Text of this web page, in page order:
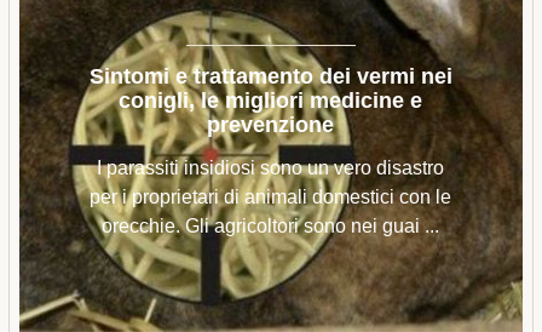
Sintomi e trattamento dei vermi nei
conigli, le migliori medicine e
prevenzione
I parassiti insidiosi sono un vero disastro
per i proprietari di animali domestici con le
orecchie. Gli agricoltori sono nei guai ...